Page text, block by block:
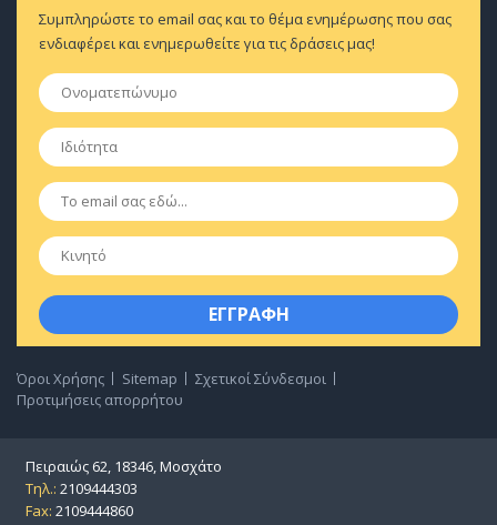
Συμπληρώστε το email σας και το θέμα ενημέρωσης που σας
ενδιαφέρει και ενημερωθείτε για τις δράσεις μας!
Ονοματεπώνυμο
Ιδιότητα
Email
Κινητό
Όροι Χρήσης Sitemap
Σχετικοί Σύνδεσμοι
Προτιμήσεις απορρήτου
Πειραιώς 62, 18346, Μοσχάτο
Τηλ.: 2109444303
Fax: 2109444860